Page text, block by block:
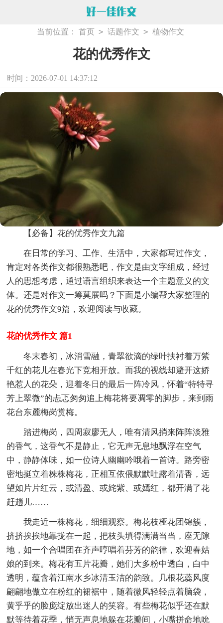
当前位置： 首页 > 话题作文 > 植物作文
花的优秀作文
时间：2026-07-01 14:37:12
【必备】花的优秀作文九篇
在日常的学习、工作、生活中，大家都写过作文，
肯定对各类作文都很熟悉吧，作文是由文字组成，经过
人的思想考虑，通过语言组织来表达一个主题意义的文
体。还是对作文一筹莫展吗？下面是小编帮大家整理的
花的优秀作文9篇，欢迎阅读与收藏。
花的优秀作文 篇1
冬末春初，冰消雪融，青翠欲滴的绿叶扶衬着万紫
千红的花儿在春光下竞相开放。而我的视线却避开这娇
艳惹人的花朵，迎着冬日的最后一阵冷风，怀着“特特寻
芳上翠微”的忐忑匆匆追上梅花将要凋零的脚步，来到雨
花台东麓梅岗赏梅。
踏进梅岗，四周寂廖无人，唯有清风捎来阵阵淡雅
的香气，这香气不是静止，它无声无息地飘浮在空气
中，静静体味，如一位诗人幽幽吟哦着一首诗。路旁密
密地挺立着株株梅花，正相互依偎默默吐露着清香，远
望如片片红云，或清盈、或姹紫、或嫣红，都开满了花
赶趟儿……
我走近一株梅花，细细观察。梅花枝桠花团锦簇，
挤挤挨挨地靠拢在一起，把枝头填得满满当当，座无隙
地，如一个合唱团在齐声哼唱着芬芳的韵律，欢迎春姑
娘的到来。梅花有五片花瓣，她们大多粉中透白，白中
透明，蕴含着江南水乡冰清玉洁的韵致。几根花蕊风度
翩翩地傲立在粉红的裙裾中，随着微风轻轻点着脑袋，
黄乎乎的脸庞绽放出迷人的笑容。有些梅花似乎还在默
默等待着花季，悄无声息地躲在花瓣间，小嘴拼命地吮